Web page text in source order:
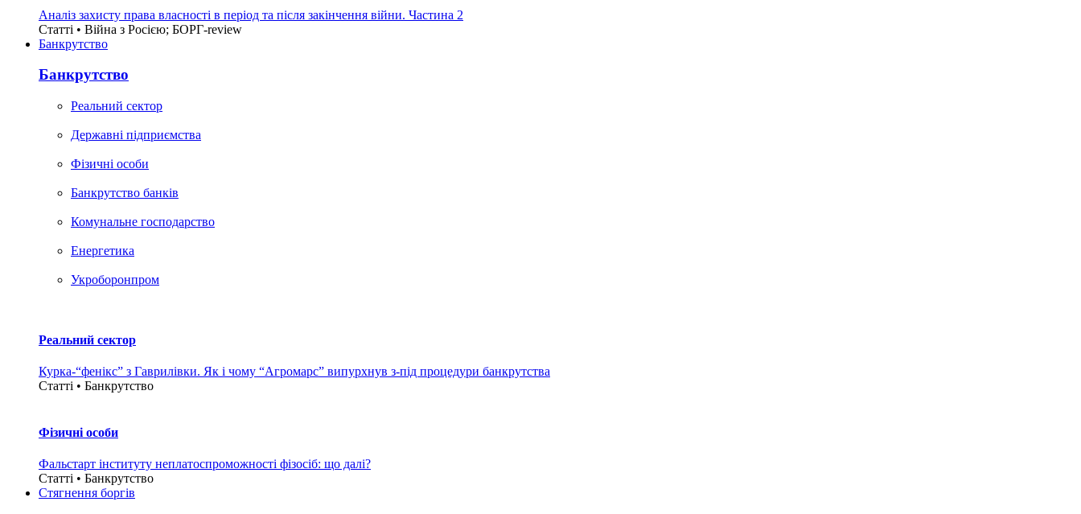
Аналіз захисту права власності в період та після закінчення війни. Частина 2
Статті • Війна з Росією; БОРГ-review
Банкрутство
Банкрутство
Реальний сектор
Державні підприємства
Фізичні особи
Банкрутство банків
Комунальне господарство
Енергетика
Укроборонпром
Реальний сектор
Курка-“фенікс” з Гаврилівки. Як і чому “Агромарс” випурхнув з-під процедури банкрутства
Статті • Банкрутство
Фізичні особи
Фальстарт інституту неплатоспроможності фізосіб: що далі?
Статті • Банкрутство
Стягнення боргiв